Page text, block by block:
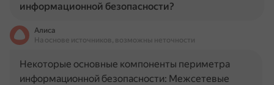
информационной безопасности?
Алиса
На основе источников, возможны неточности
Некоторые основные компоненты периметра
информационной безопасности: Межсетевые